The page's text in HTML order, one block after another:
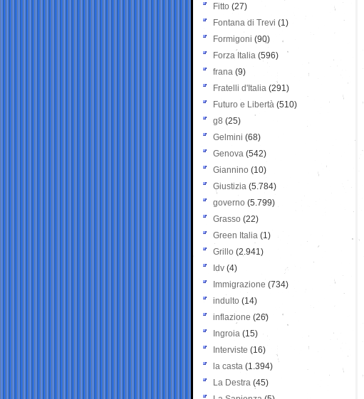
Fitto (27)
Fontana di Trevi (1)
Formigoni (90)
Forza Italia (596)
frana (9)
Fratelli d'Italia (291)
Futuro e Libertà (510)
g8 (25)
Gelmini (68)
Genova (542)
Giannino (10)
Giustizia (5.784)
governo (5.799)
Grasso (22)
Green Italia (1)
Grillo (2.941)
Idv (4)
Immigrazione (734)
indulto (14)
inflazione (26)
Ingroia (15)
Interviste (16)
la casta (1.394)
La Destra (45)